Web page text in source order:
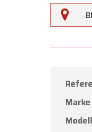
Marke
Modell